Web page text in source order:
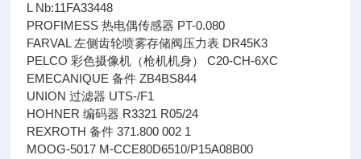
L Nb:11FA33448
PROFIMESS 热电偶传感器 PT-0.080
FARVAL 左侧齿轮喷雾存储阀压力表 DR45K3
PELCO 彩色摄像机（枪机机身） C20-CH-6XC
EMECANIQUE 备件 ZB4BS844
UNION 过滤器 UTS-/F1
HOHNER 编码器 R3321 R05/24
REXROTH 备件 371.800 002 1
MOOG-5017 M-CCE80D6510/P15A08B00